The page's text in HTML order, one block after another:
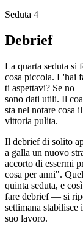
Seduta 4
Debrief
La quarta seduta si
cosa piccola. L'hai
ti aspettavi? Se no
sono dati utili. Il
sta nel notare cosa
vittoria pulita.
Il debrief di solito
a galla un nuovo
accorto di essermi
cosa per anni".
quinta seduta, e
fare debrief — si
settimana
suo lavoro.